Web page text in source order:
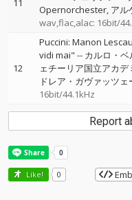
11
Opernorchester アル
wav,flac,alac: 16bit/
12
Puccini: Manon
vidi mai" -- カルロ・ベ
ェチーリア国立アカデ
ドレア・ガヴァッツェ
16bit/44.1kHz
Report
Like! 0